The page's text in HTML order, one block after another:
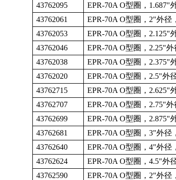
43762095
EPR-70A O型圈， 1.687"
43762061
EPR-70A O型圈， 2"外径，
43762053
EPR-70A O型圈， 2.125"
43762046
EPR-70A O型圈， 2.25"外
43762038
EPR-70A O型圈， 2.375"
43762020
EPR-70A O型圈， 2.5"外
43762715
EPR-70A O型圈， 2.625"
43762707
EPR-70A O型圈， 2.75"外
43762699
EPR-70A O型圈， 2.875"
43762681
EPR-70A O型圈， 3"外径，
43762640
EPR-70A O型圈， 4"外径，
43762624
EPR-70A O型圈， 4.5"外
43762590
EPR-70A O型圈， 2"外径，